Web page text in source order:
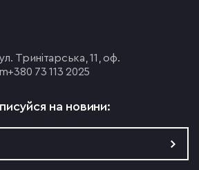
Тринітарська, 11, оф.
+380 73 113 2025
на новини: